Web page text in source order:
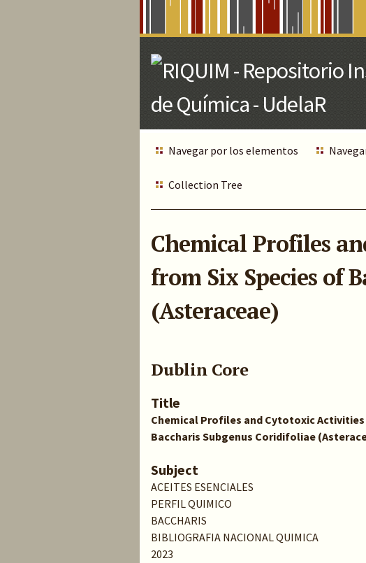
Navegar por los elementos
Collection Tree
Chemical Profiles
from Six Species of
(Asteraceae)
Dublin Core
Title
Chemical Profiles and Cytotoxic
Baccharis Subgenus Coridifoliae
Subject
ACEITES ESENCIALES
PERFIL QUIMICO
BACCHARIS
BIBLIOGRAFIA NACIONAL QUIMICA
2023